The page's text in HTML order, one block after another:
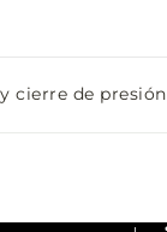
cierre de presión